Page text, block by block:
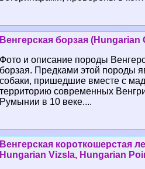
Венгерская борзая (Hungarian
Фото и описание породы
борзая. Предками этой породы
собаки, пришедшие вместе с
территорию современных
Румынии в 10 веке....
Венгерская короткошерстая
Hungarian Vizsla, Hungarian